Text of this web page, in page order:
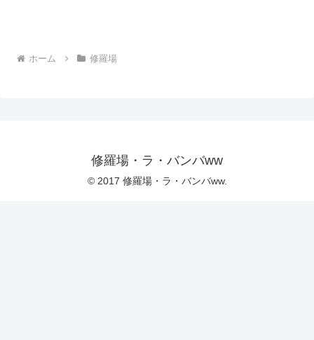
ホーム 修羅場
修羅場・ラ・バンバww
© 2017 修羅場・ラ・バンバww.